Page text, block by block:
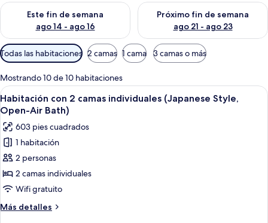
Este fin de semana
ago 14 - ago 16
Consulta la disponibilidad para este fin de semana ago 14 -
Próximo fin de semana
ago 21 - ago 23
Consulta la disponibilidad
Filtros
disponibles
para
las
habitaciones
Todas las habitaciones 2 camas 1 cama 3 camas o más
Mostrando 10 de 10 habitaciones
Abrir
todas
las
fotos
de
Habitación
con
2
camas
individuales
Una habitación tradicional japonesa
7
Habitación con 2 camas individuales (Japanese Style,
Open-Air Bath)
603 pies cuadrados
1 habitación
2 personas
2 camas individuales
Wifi gratuito
Más detalles
Más